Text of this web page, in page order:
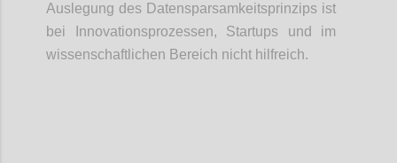
Auslegung des Datensparsamkeitsprinzips ist
bei Innovationsprozessen, Startups und im
wissenschaftlichen Bereich nicht hilfreich.